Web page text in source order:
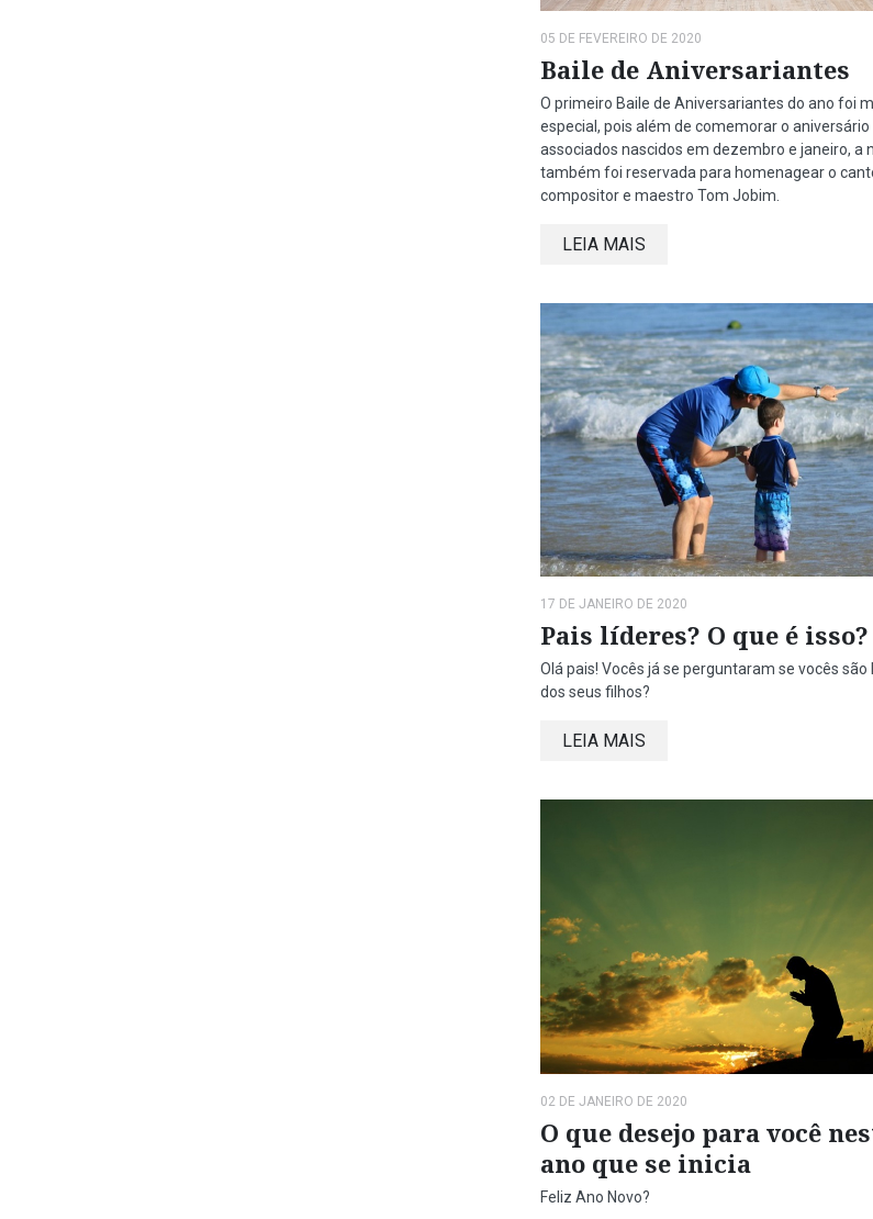
05 DE FEVEREIRO DE 2020
Baile de Aniversariantes
O primeiro Baile de Aniversariantes do ano foi
especial, pois além de comemorar o aniversário
associados nascidos em dezembro e janeiro, a
também foi reservada para homenagear o
compositor e maestro Tom Jobim.
LEIA MAIS
17 DE JANEIRO DE 2020
Pais líderes? O que é isso?
Olá pais! Vocês já se perguntaram se vocês são
dos seus filhos?
LEIA MAIS
02 DE JANEIRO DE 2020
O que desejo para você
ano que se inicia
Feliz Ano Novo?